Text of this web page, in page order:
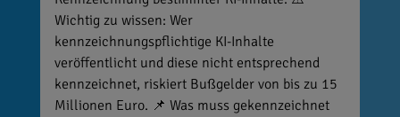
Wichtig zu wissen: Wer
kennzeichnungspflichtige KI-Inhalte
veröffentlicht und diese nicht entsprechend
kennzeichnet, riskiert Bußgelder von bis zu 15
Millionen Euro. 📌 Was muss gekennzeichnet